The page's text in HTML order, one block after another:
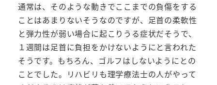
通常は、そのような動きでここまでの負傷をする
ことはあまりないそうなのですが、足首の柔軟性
と弾力性が弱い場合に起こりうる症状だそうで、
１週間は足首に負担をかけないようにと言われた
そうです。もちろん、ゴルフはしないようにとの
ことでした。リハビリも理学療法士の人がやって